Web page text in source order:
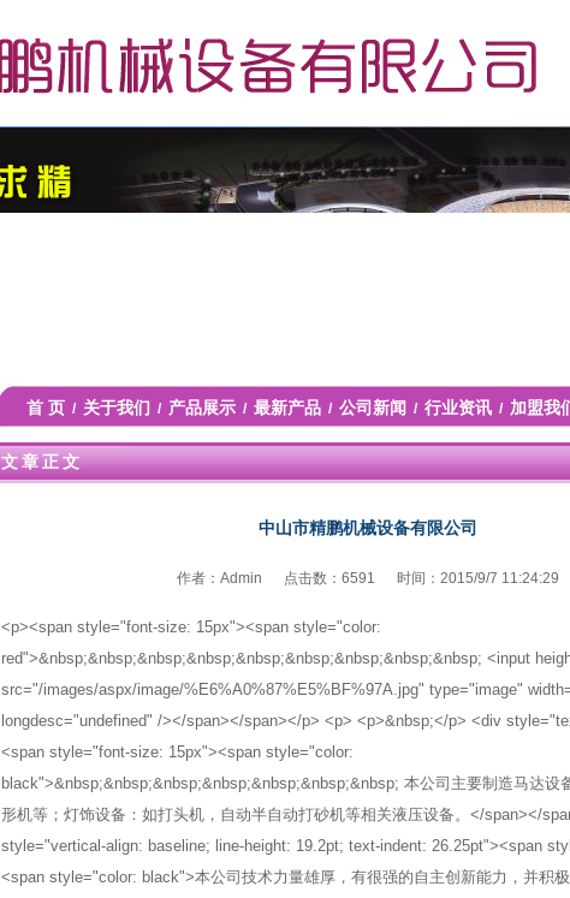
首 页 / 关于我们 / 产品展示 / 最新产品 / 公司新闻 / 行业资讯 / 加盟我
文章正文
中山市精鹏机械设备有限公司
作者： Admin 点击数： 6591 时间： 2015/9/7 11:24:29
<p><span style="font-size: 15px"><span style="color:
red">&nbsp;&nbsp;&nbsp;&nbsp;&nbsp;&nbsp;&nbsp;&nbsp;&nbsp; <input
src="/images/aspx/image/%E6%A0%87%E5%BF%97A.jpg" type="image"
longdesc="undefined" /></span></span></p> <p> <p>&nbsp;</p> <div
<span style="font-size: 15px"><span style="color:
black">&nbsp;&nbsp;&nbsp;&nbsp;&nbsp;&nbsp;&nbsp; 本公司主要制造马达设
形机等；灯饰设备：如打头机，自动半自动打砂机等相关液压设备。</span></
style="vertical-align: baseline; line-height: 19.2pt; text-indent: 26.25pt"><span
<span style="color: black">本公司技术力量雄厚，有很强的自主创新能力，并积